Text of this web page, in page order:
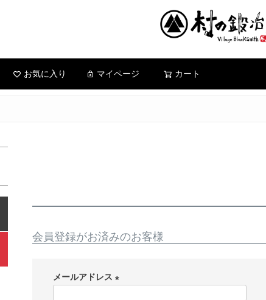
お気に入り マイページ カート
会員登録がお済みのお客様
メールアドレス